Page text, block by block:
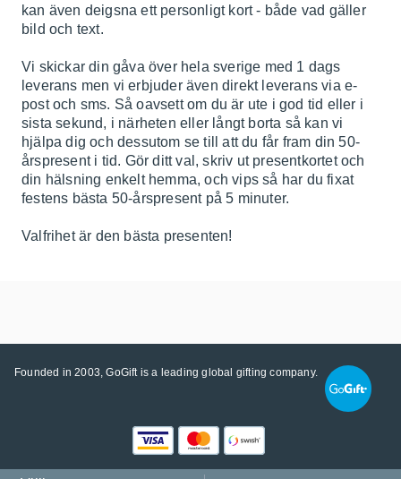
kan även deigsna ett personligt kort - både vad gäller
bild och text.
Vi skickar din gåva över hela sverige med 1 dags
leverans men vi erbjuder även direkt leverans via e-
post och sms. Så oavsett om du är ute i god tid eller i
sista sekund, i närheten eller långt borta så kan vi
hjälpa dig och dessutom se till att du får fram din 50-
årspresent i tid. Gör ditt val, skriv ut presentkortet och
din hälsning enkelt hemma, och vips så har du fixat
festens bästa 50-årspresent på 5 minuter.
Valfrihet är den bästa presenten!
Founded in 2003, GoGift is a leading global gifting company.